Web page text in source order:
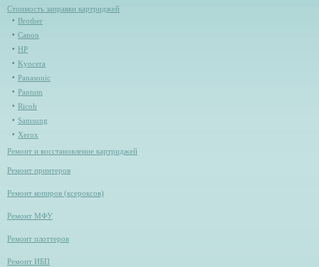
Стоимость заправки картриджей
Brother
Canon
HP
Kyocera
Panasonic
Pantum
Ricoh
Samsung
Xerox
Ремонт и восстановление картриджей
Ремонт принтеров
Ремонт копиров (ксероксов)
Ремонт МФУ
Ремонт плоттеров
Ремонт ИБП